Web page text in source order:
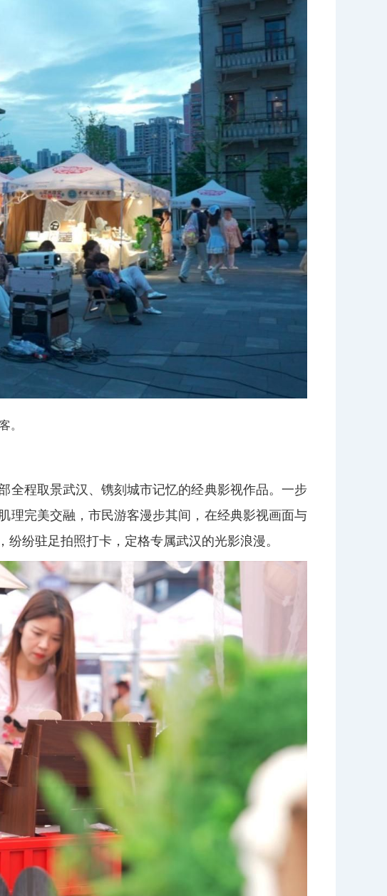
。
全程取景武汉、镌刻城市记忆的经典影视作品。一步
理完美交融，市民游客漫步其间，在经典影视画面与
纷驻足拍照打卡，定格专属武汉的光影浪漫。